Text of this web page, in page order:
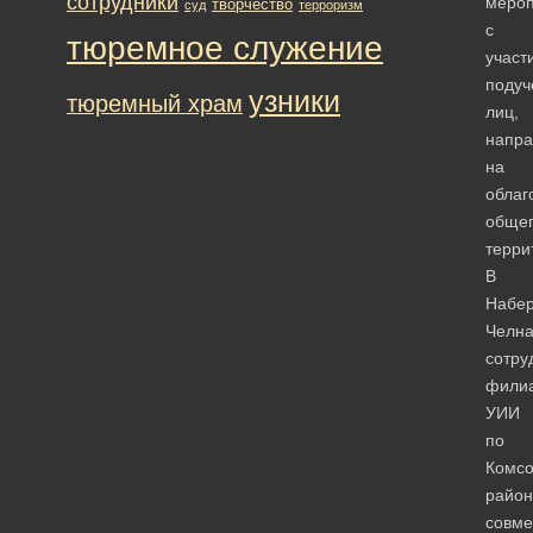
с
лиц,
на
В
УИИ
по
суд творчество терроризм
тюремное служение
тюремный храм узники